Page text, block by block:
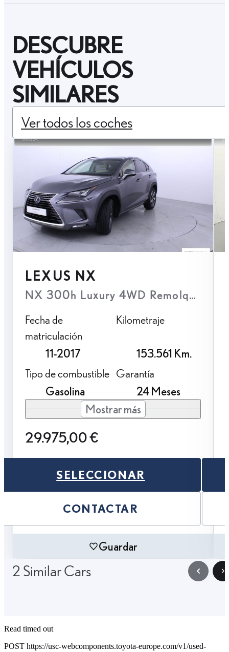
DESCUBRE
VEHÍCULOS
SIMILARES
Ver todos los coches
LEXUS NX
NX 300h Luxury 4WD Remolque
Fecha de
matriculación
11-2017
Kilometraje
153.561 Km.
Tipo de combustible
Gasolina
Garantía
24 Meses
Mostrar más
29.975,00 €
SELECCIONAR
CONTACTAR
Guardar
2 Similar Cars
Read timed out
POST https://usc-webcomponents.toyota-europe.com/v1/used-